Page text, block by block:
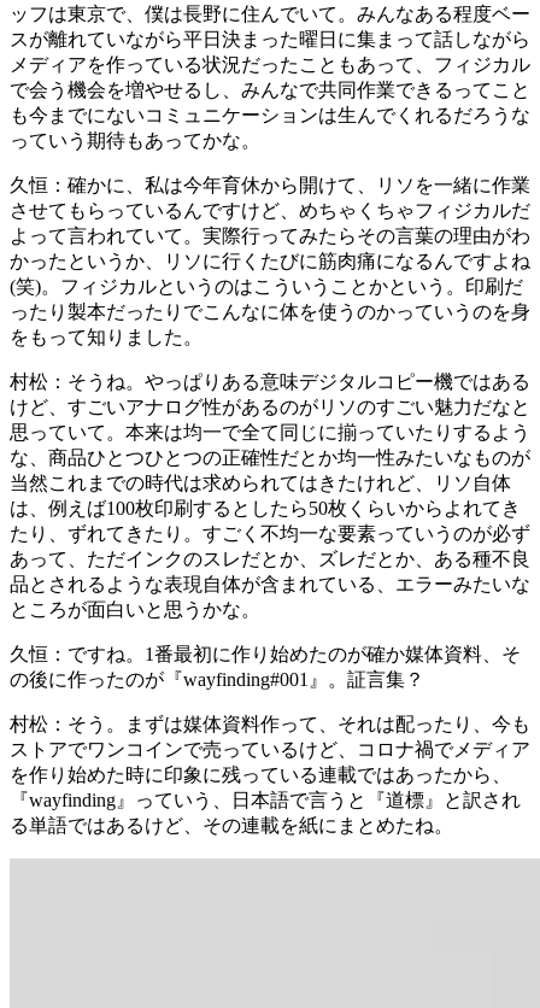
ッフは東京で、僕は長野に住んでいて。みんなある程度ベー
スが離れていながら平日決まった曜日に集まって話しながら
メディアを作っている状況だったこともあって、フィジカル
で会う機会を増やせるし、みんなで共同作業できるってこと
も今までにないコミュニケーションは生んでくれるだろうな
っていう期待もあってかな。
久恒： 確かに、私は今年育休から開けて、リソを一緒に作業
させてもらっているんですけど、めちゃくちゃフィジカルだ
よって言われていて。実際行ってみたらその言葉の理由がわ
かったというか、リソに行くたびに筋肉痛になるんですよね
(笑)。フィジカルというのはこういうことかという。印刷だ
ったり製本だったりでこんなに体を使うのかっていうのを身
をもって知りました。
村松： そうね。やっぱりある意味デジタルコピー機ではある
けど、すごいアナログ性があるのがリソのすごい魅力だなと
思っていて。本来は均一で全て同じに揃っていたりするよう
な、商品ひとつひとつの正確性だとか均一性みたいなものが
当然これまでの時代は求められてはきたけれど、リソ自体
は、例えば100枚印刷するとしたら50枚くらいからよれてき
たり、ずれてきたり。すごく不均一な要素っていうのが必ず
あって、ただインクのスレだとか、ズレだとか、ある種不良
品とされるような表現自体が含まれている、エラーみたいな
ところが面白いと思うかな。
久恒： ですね。1番最初に作り始めたのが確か媒体資料、そ
の後に作ったのが『wayfinding#001』。証言集？
村松： そう。まずは媒体資料作って、それは配ったり、今も
ストアでワンコインで売っているけど、コロナ禍でメディア
を作り始めた時に印象に残っている連載ではあったから、
『wayfinding』っていう、日本語で言うと『道標』と訳され
る単語ではあるけど、その連載を紙にまとめたね。